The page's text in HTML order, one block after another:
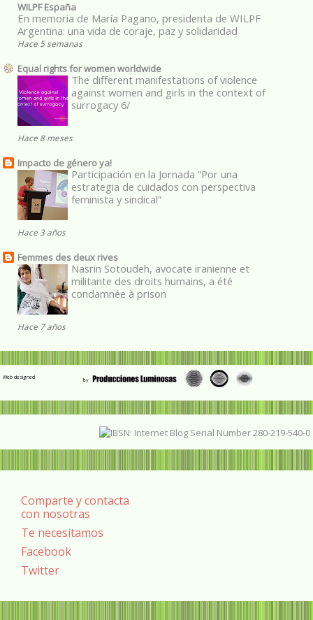
WILPF España
En memoria de María Pagano, presidenta de WILPF
Argentina: una vida de coraje, paz y solidaridad
Hace 5 semanas
Equal rights for women worldwide
The different manifestations of violence
against women and girls in the context of
surrogacy 6/
Hace 8 meses
Impacto de género ya!
Participación en la Jornada “Por una
estrategia de cuidados con perspectiva
feminista y sindical”
Hace 3 años
Femmes des deux rives
Nasrin Sotoudeh, avocate iranienne et
militante des droits humains, a été
condamnée à prison
Hace 7 años
Web designed
Comparte y contacta
con nosotras
Te necesitamos
Facebook
Twitter